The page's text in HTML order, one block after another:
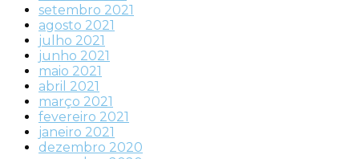
setembro 2021
agosto 2021
julho 2021
junho 2021
maio 2021
abril 2021
março 2021
fevereiro 2021
janeiro 2021
dezembro 2020